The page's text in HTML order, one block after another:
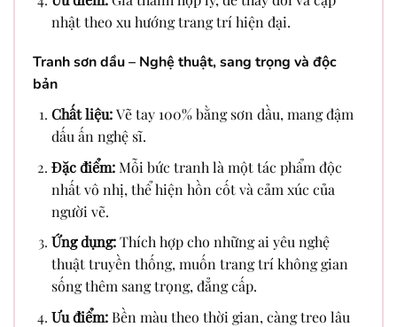
nhật theo xu hướng trang trí hiện đại.
Tranh sơn dầu – Nghệ thuật, sang trọng và độc
bản
Chất liệu:Vẽ tay 100% bằng sơn dầu, mang đậm
dấu ấn nghệ sĩ.
Đặc điểm:Mỗi bức tranh là một tác phẩm độc
nhất vô nhị, thể hiện hồn cốt và cảm xúc của
người vẽ.
Ứng dụng:Thích hợp cho những ai yêu nghệ
thuật truyền thống, muốn trang trí không gian
sống thêm sang trọng, đẳng cấp.
Ưu điểm:Bền màu theo thời gian, càng treo lâu